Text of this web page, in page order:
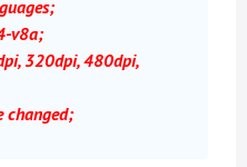
v8a;
320dpi, 480dpi,
changed;